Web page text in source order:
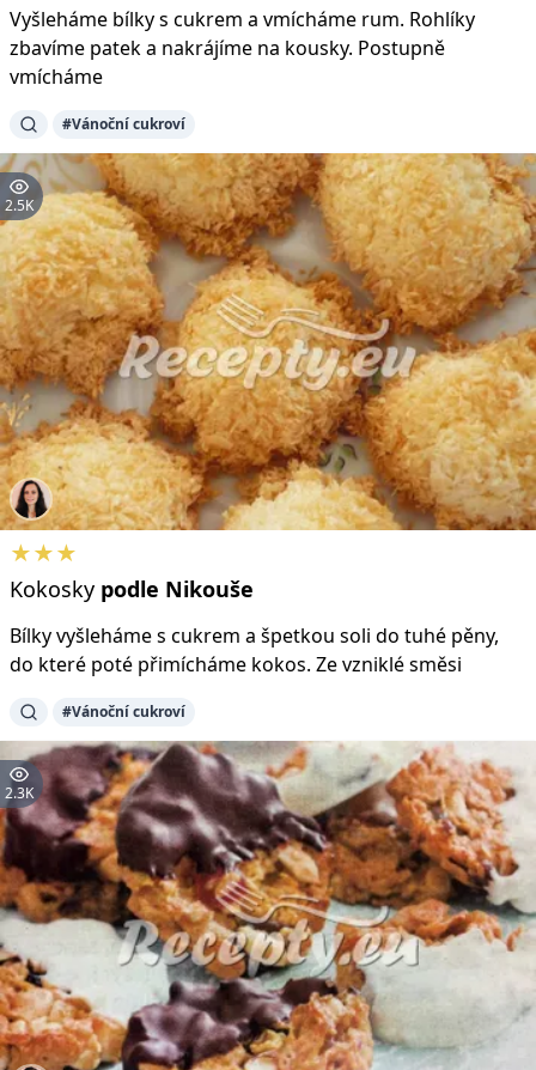
Vyšleháme bílky s cukrem a vmícháme rum. Rohlíky
zbavíme patek a nakrájíme na kousky. Postupně
vmícháme
#Vánoční cukroví
2.5K
★★★
Kokosky podle Nikouše
Bílky vyšleháme s cukrem a špetkou soli do tuhé pěny,
do které poté přimícháme kokos. Ze vzniklé směsi
#Vánoční cukroví
2.3K